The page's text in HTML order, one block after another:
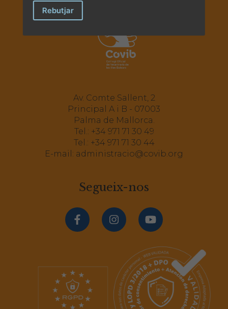
Av. Comte Sallent, 2
Principal A i B - 07003
Palma de Mallorca.
Tel.: +34 971 71 30 49
Tel.: +34 971 71 30 44
E-mail: administracio@covib.org
Segueix-nos
Rebutjar